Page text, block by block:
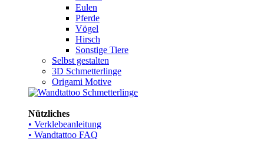
Eulen
Pferde
Vögel
Hirsch
Sonstige Tiere
Selbst gestalten
3D Schmetterlinge
Origami Motive
Nützliches
• Verklebeanleitung
• Wandtattoo FAQ